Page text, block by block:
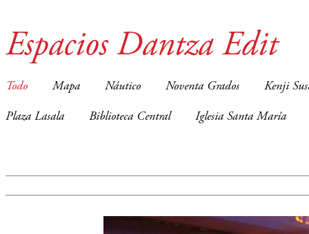
Espacios Dantza Edit
Todo Mapa Náutico Noventa Grados Kenji
Plaza Lasala Biblioteca Central Iglesia Santa María